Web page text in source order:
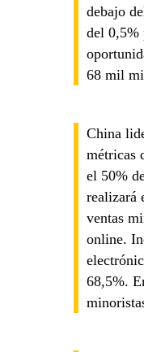
debajo
del 0,5%
68 mil
China
métricas
el 50%
realizará
ventas
online.
68,5%.